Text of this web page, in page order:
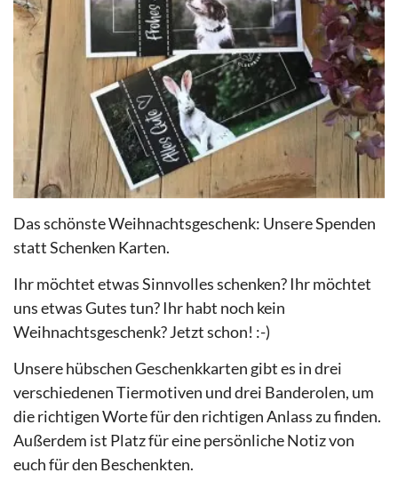
Das schönste Weihnachtsgeschenk: Unsere Spenden
statt Schenken Karten.
Ihr möchtet etwas Sinnvolles schenken? Ihr möchtet
uns etwas Gutes tun? Ihr habt noch kein
Weihnachtsgeschenk? Jetzt schon! :-)
Unsere hübschen Geschenkkarten gibt es in drei
verschiedenen Tiermotiven und drei Banderolen, um
die richtigen Worte für den richtigen Anlass zu finden.
Außerdem ist Platz für eine persönliche Notiz von
euch für den Beschenkten.